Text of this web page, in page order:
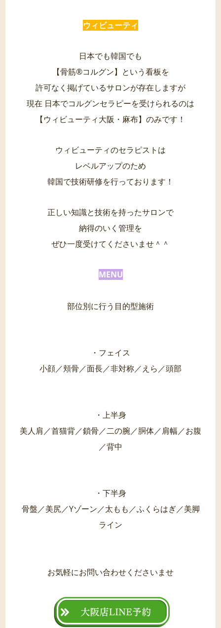
ウィビューティ
日本でも韓国でも
【骨筋®︎コルグン】という看板を
許可なく掲げているサロンが存在しますが
現在 日本でコルグンセラピーを受けられるのは
【ウィビューティ大阪・麻布】のみです！
ウィビューティのセラピストは
レベルアップのため
韓国で技術研修を行っております！
正しい知識と技術を持ったサロンで
納得のいく管理を
ぜひ一度受けてくださいませ＾＾
MENU
部位別に行う目的型施術
・フェイス
小顔／頬骨／面長／非対称／えら／頭部
・上半身
美人肩／首猫背／鎖骨／二の腕／胴体／肩幅／お腹
／背中
・下半身
骨盤／美尻／Yゾーン／太もも／ふくらはぎ／美脚
ライン
お気軽にお問い合わせくださいませ